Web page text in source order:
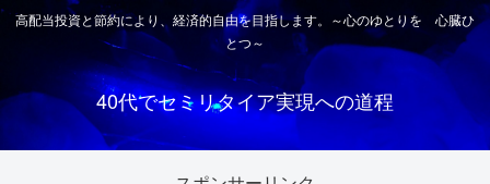
高配当投資と節約により、経済的自由を目指します。～心のゆとりを 心臓ひ
とつ～
40代でセミリタイア実現への道程